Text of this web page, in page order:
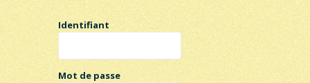
Identifiant
Mot de passe